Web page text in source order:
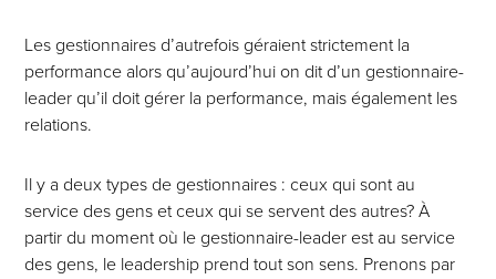
Les gestionnaires d’autrefois géraient strictement la
performance alors qu’aujourd’hui on dit d’un gestionnaire-
leader qu’il doit gérer la performance, mais également les
relations.
Il y a deux types de gestionnaires : ceux qui sont au
service des gens et ceux qui se servent des autres? À
partir du moment où le gestionnaire-leader est au service
des gens, le leadership prend tout son sens. Prenons par